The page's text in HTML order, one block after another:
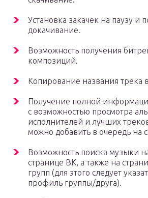
Установка закачек на паузу и
докачивание.
Возможность получения
композиций.
Копирование названия трека
Получение полной
с возможностью просмотра
исполнителей и лучших
можно добавить в очередь на
Возможность поиска музыки
странице ВК, а также на
групп (для этого следует
профиль группы/друга).